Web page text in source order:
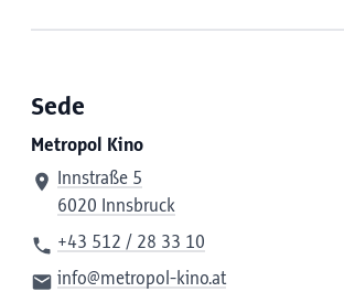
Sede
Metropol Kino
Innstraße 5
6020 Innsbruck
+43 512 / 28 33 10
info@metropol-kino.at